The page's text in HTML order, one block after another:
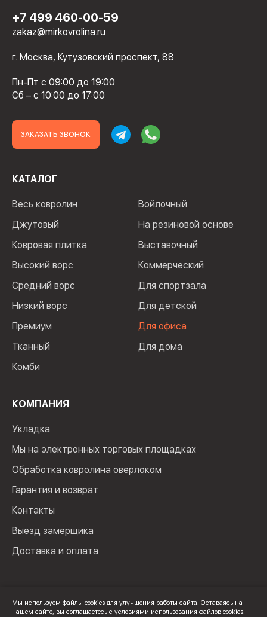
+7 499 460-00-59
zakaz@mirkovrolina.ru
г. Москва, Кутузовский проспект, 88
Пн-Пт с 09:00 до 19:00
Сб – с 10:00 до 17:00
ЗАКАЗАТЬ ЗВОНОК
КАТАЛОГ
Весь ковролин
Джутовый
Ковровая плитка
Высокий ворс
Средний ворс
Низкий ворс
Премиум
Тканный
Комби
Войлочный
На резиновой основе
Выставочный
Коммерческий
Для спортзала
Для детской
Для офиса
Для дома
КОМПАНИЯ
Укладка
Мы на электронных торговых площадках
Обработка ковролина оверлоком
Гарантия и возврат
Контакты
Выезд замерщика
Доставка и оплата
© 2024 Мир Ковролина. ИП Зверев Максим Ильич. ИНН:
Мы используем файлы cookies для улучшения работы сайта. Оставаясь на
нашем сайте, вы соглашаетесь с условиями использования файлов cookies.